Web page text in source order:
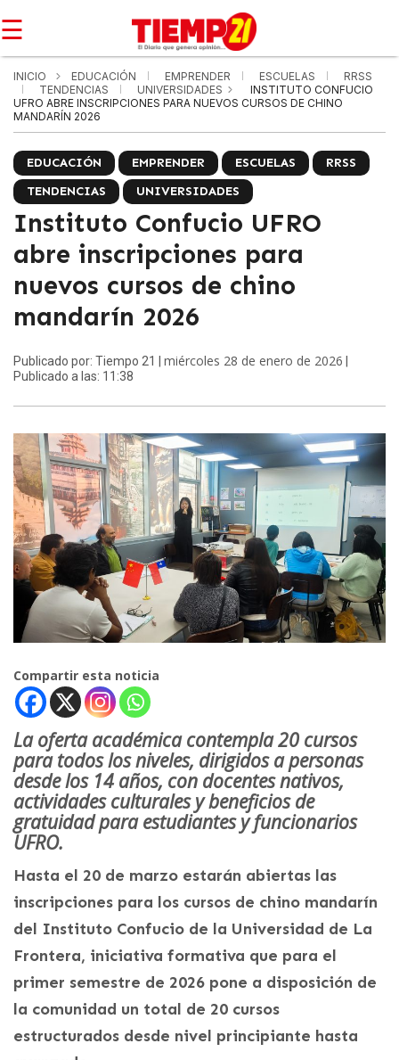
☰
INICIO EDUCACIÓN EMPRENDER ESCUELAS
RRSS
TENDENCIAS
UNIVERSIDADES
INSTITUTO CONFUCIO
UFRO ABRE INSCRIPCIONES PARA NUEVOS CURSOS DE CHINO
MANDARÍN 2026
EDUCACIÓN EMPRENDER ESCUELAS
RRSS
TENDENCIAS
UNIVERSIDADES
Instituto Confucio UFRO
abre inscripciones para
nuevos cursos de chino
mandarín 2026
Publicado por: Tiempo 21 | miércoles 28 de enero de 2026
Publicado a las: 11:38
Compartir esta noticia
La oferta académica contempla 20 cursos
para todos los niveles, dirigidos a personas
desde los 14 años, con docentes nativos,
actividades culturales y beneficios de
gratuidad para estudiantes y funcionarios
UFRO.
Hasta el 20 de marzo estarán abiertas las
inscripciones para los cursos de chino mandarín
del Instituto Confucio de la Universidad de La
Frontera, iniciativa formativa que para el
primer semestre de 2026 pone a disposición de
la comunidad un total de 20 cursos
estructurados desde nivel principiante hasta